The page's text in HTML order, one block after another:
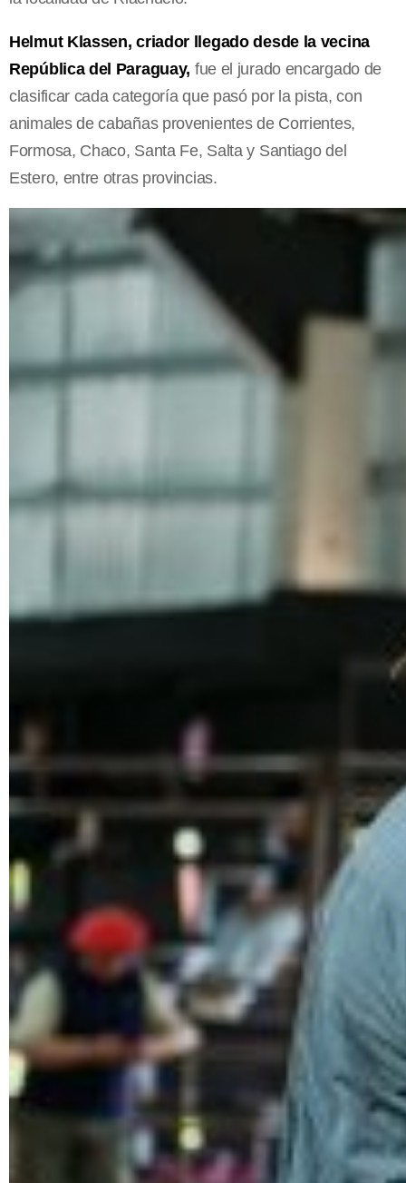
Helmut Klassen, criador llegado desde la vecina
República del Paraguay, fue el jurado encargado de
clasificar cada categoría que pasó por la pista, con
animales de cabañas provenientes de Corrientes,
Formosa, Chaco, Santa Fe, Salta y Santiago del
Estero, entre otras provincias.